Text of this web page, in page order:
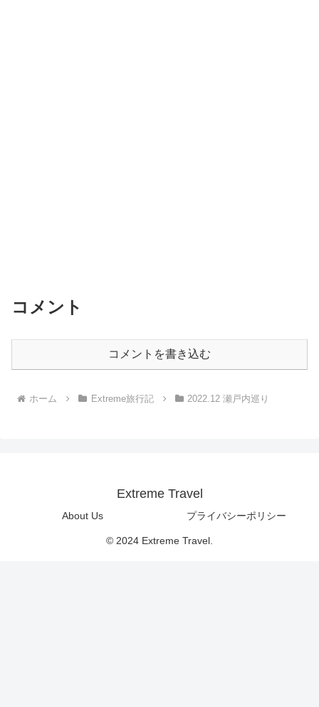
コメント
コメントを書き込む
ホーム Extreme旅行記 2022.12 瀬戸内巡り
Extreme Travel
About Us プライバシーポリシー
© 2024 Extreme Travel.